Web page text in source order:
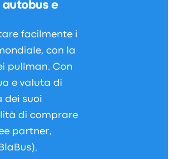
autobus e
facilmente i
con la
pullman. Con
e valuta di
dei suoi
di comprare
partner,